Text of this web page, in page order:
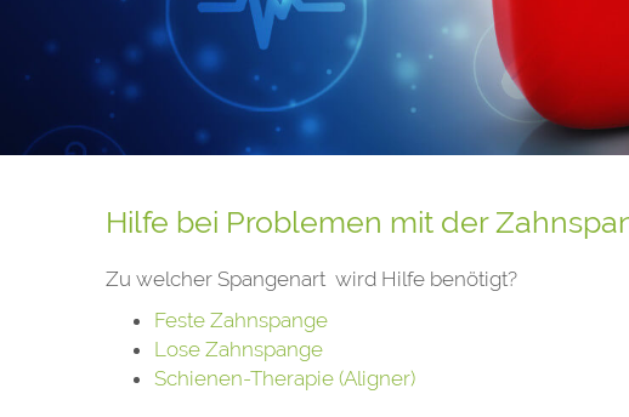
Hilfe bei Problemen mit der
Zu welcher Spangenart wird Hilfe benötigt?
Feste Zahnspange
Lose Zahnspange
Schienen-Therapie (Aligner)